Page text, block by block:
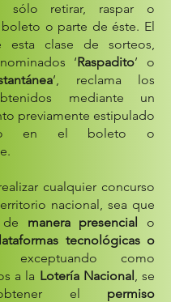
sólo retirar, raspar o
o parte de éste. El
esta clase de sorteos,
‘Raspadito’ o
’, reclama los
mediante un
previamente estipulado
en el boleto o
cualquier concurso
nacional, sea que
de manera presencial o
tecnológicas o
exceptuando como
a la Lotería Nacional, se
el permiso